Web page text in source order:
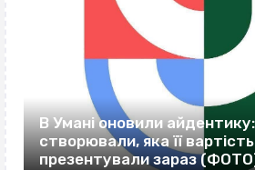
В Умані оновили айдентику:
створювали, яка її
презентували зараз